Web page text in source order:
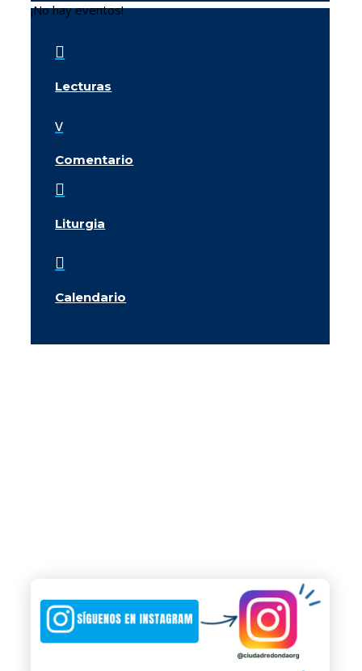
¡No hay eventos!

Lecturas
v
Comentario

Liturgia

Calendario